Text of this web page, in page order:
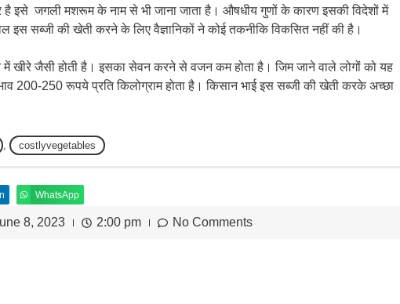
इसे जगली मशरूम के नाम से भी जाना जाता है। औषधीय गुणों के कारण इसकी विदेशों में
इस सब्जी की खेती करने के लिए वैज्ञानिकों ने कोई तकनीकि विकसित नहीं की है।
खीरे जैसी होती है। इसका सेवन करने से वजन कम होता है। जिम जाने वाले लोगों को यह
200-250 रूपये प्रति किलोग्राम होता है। किसान भाई इस सब्जी की खेती करके अच्छा
, costlyvegetables
WhatsApp
8, 2023 2:00 pm No Comments